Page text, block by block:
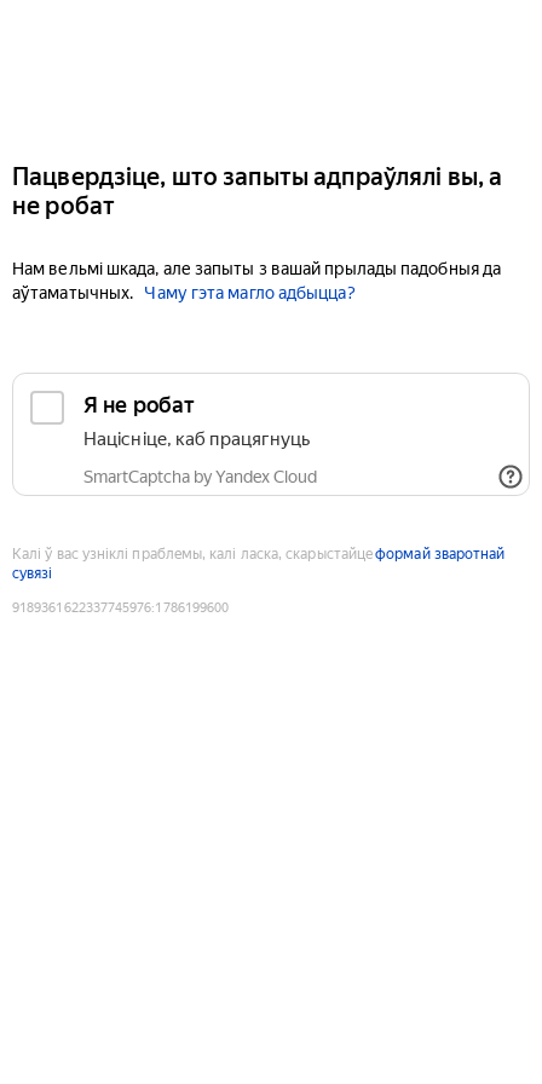
Пацвердзіце, што запыты адпраўлялі вы, а
не робат
Нам вельмі шкада, але запыты з вашай прылады падобныя да
аўтаматычных.
Чаму гэта магло адбыцца?
Я не робат
Націсніце, каб працягнуць
SmartCaptcha by Yandex Cloud
Калі ў вас узніклі праблемы, калі ласка, скарыстайцеформай зваротнай
сувязі
9189361622337745976:1786199600